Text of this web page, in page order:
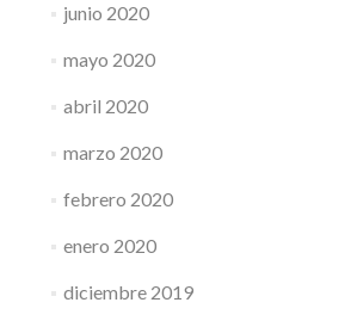
junio 2020
mayo 2020
abril 2020
marzo 2020
febrero 2020
enero 2020
diciembre 2019